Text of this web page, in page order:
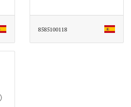
8585100118